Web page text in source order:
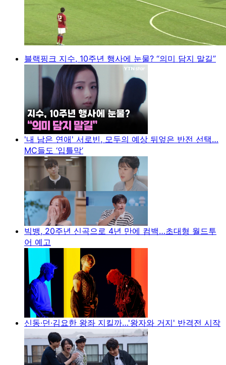
블랙핑크 지수, 10주년 행사에 눈물? “의미 담지 말길”
'내 남은 연애' 서로빈, 모두의 예상 뒤엎은 반전 선택…
MC들도 ‘입틀막’
빅뱅, 20주년 신곡으로 4년 만에 컴백…초대형 월드투
어 예고
신동·던·김요한 왕좌 지킬까…'왕자와 거지' 반격전 시작